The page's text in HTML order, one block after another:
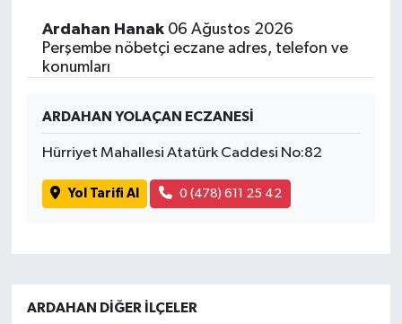
Ardahan Hanak06 Ağustos 2026
Perşembe nöbetçi eczane adres, telefon ve
konumları
ARDAHAN YOLAÇAN ECZANESİ
Hürriyet Mahallesi Atatürk Caddesi No:82
Yol Tarifi Al 0 (478) 611 25 42
ARDAHAN DIĞER İLÇELER
Günün Haberleri
Tüm Makaleler
Tüm Haberler
Tüm Haberler